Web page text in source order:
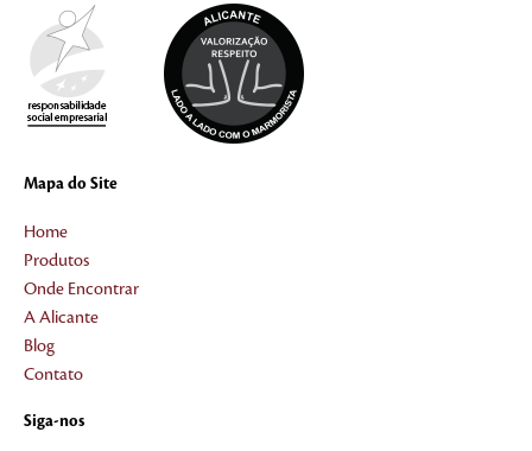
Mapa do Site
Home
Produtos
Onde Encontrar
A Alicante
Blog
Contato
Siga-nos